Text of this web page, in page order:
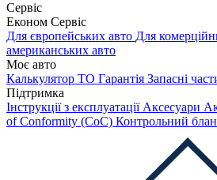
Сервіс
Економ Сервіс
Для європейських авто Для
американських авто
Моє авто
Калькулятор ТО Гарантія Запасні
Підтримка
Інструкції з експлуатації Аксесуари
of Conformity (CoC) Контрольний